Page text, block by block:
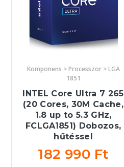
Komponens > Processzor > LGA
1851
INTEL Core Ultra 7 265
(20 Cores, 30M Cache,
1.8 up to 5.3 GHz,
FCLGA1851) Dobozos,
hűtéssel
182 990 Ft